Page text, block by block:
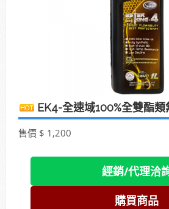
EK4-全速域100%全雙酯
售價 $ 1,200
經銷/代理洽
購買商品